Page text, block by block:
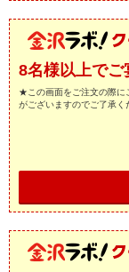
8名様以上で
★この画面をご注文の際に
がございますのでご了承く